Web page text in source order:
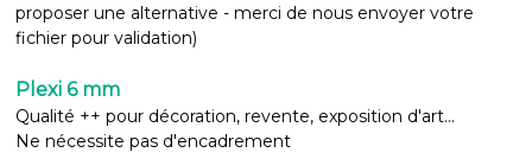
proposer une alternative - merci de nous envoyer votre
fichier pour validation)
Plexi 6 mm
Qualité ++ pour décoration, revente, exposition d'art...
Ne nécessite pas d'encadrement